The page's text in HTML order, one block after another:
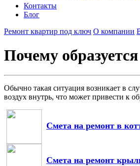
Контакты
Блог
Ремонт квартир под ключ О компании
Почему
Обычно такая ситуация возникает в
воздух внутрь, что может привести к
Смета на ремонт в
Смета на ремонт